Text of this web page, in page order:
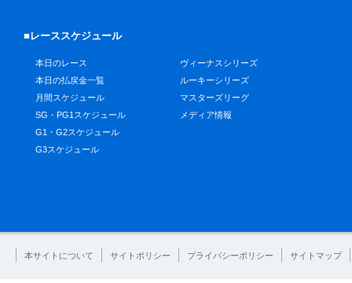
■レーススケジュール
本日のレース
本日の払戻金一覧
月間スケジュール
SG・PG1スケジュール
G1・G2スケジュール
G3スケジュール
ヴィーナスシリーズ
ルーキーシリーズ
マスターズリーグ
メディア情報
本サイトについて サイトポリシー プライバシーポリシー サイトマップ